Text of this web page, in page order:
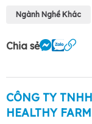
Ngành Nghề Khác
Chia sẻ
CÔNG TY
HEALTHY FARM